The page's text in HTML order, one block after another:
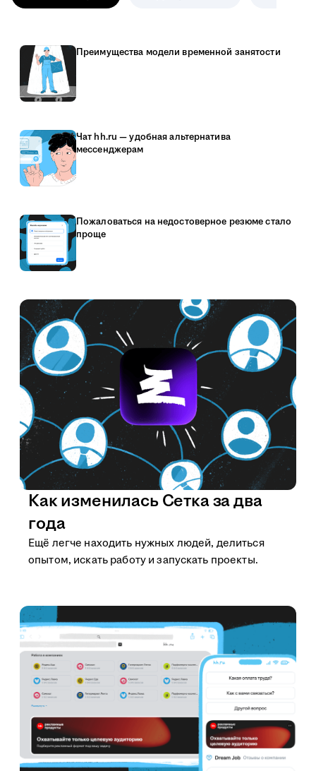
Преимущества модели временной занятости
Чат hh.ru — удобная альтернатива
мессенджерам
Пожаловаться на недостоверное резюме стало
проще
Как изменилась Сетка за два
года
Ещё легче находить нужных людей, делиться
опытом, искать работу и запускать проекты.